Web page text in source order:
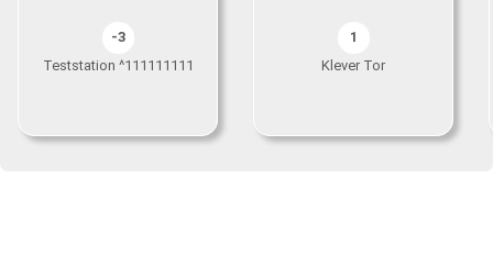
-3
Teststation ^111111111
1
Klever Tor